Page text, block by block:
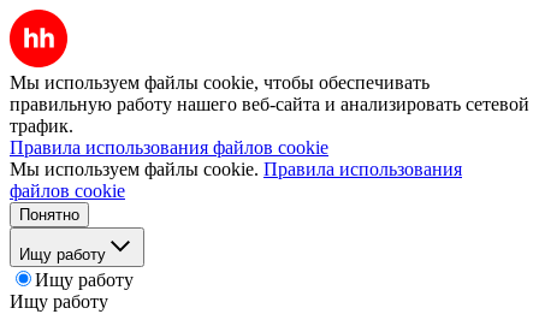
Мы используем файлы cookie, чтобы обеспечивать
правильную работу нашего веб-сайта и анализировать сетевой
трафик.
Правила использования файлов cookie
Мы используем файлы cookie. Правила использования
файлов cookie
Понятно
Ищу работу
Ищу работу
Ищу работу